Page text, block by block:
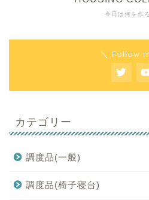
今日は何を作
＼ Follow
カテゴリー
調度品(一般)
調度品(椅子寝台)